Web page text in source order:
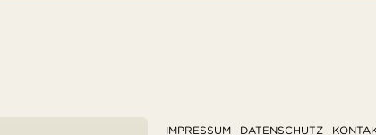
IMPRESSUM DATENSCHUTZ